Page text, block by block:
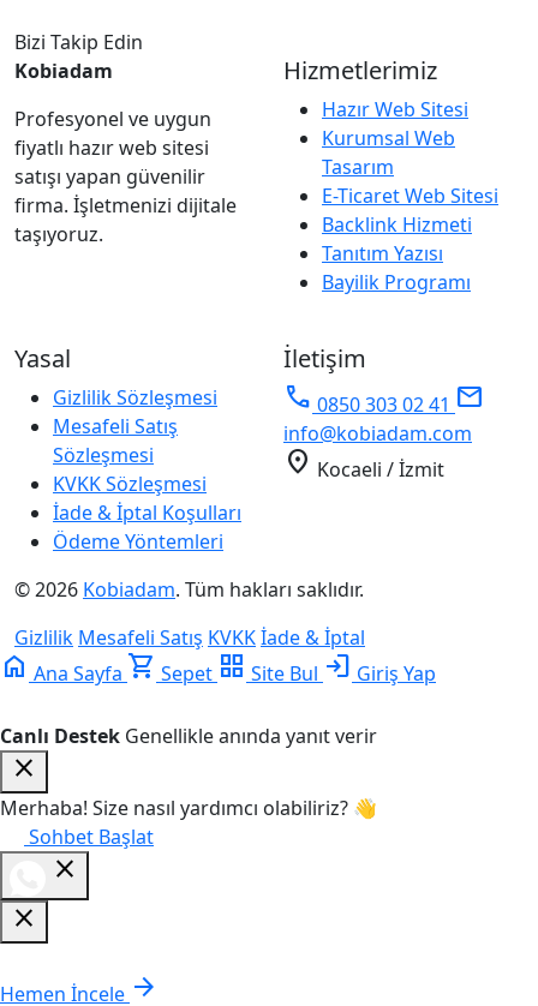
Bizi Takip Edin
Kobiadam
Profesyonel ve uygun
fiyatlı hazır web sitesi
satışı yapan güvenilir
firma. İşletmenizi dijitale
taşıyoruz.
Hizmetlerimiz
Hazır Web Sitesi
Kurumsal Web
Tasarım
E-Ticaret Web Sitesi
Backlink Hizmeti
Tanıtım Yazısı
Bayilik Programı
Yasal
Gizlilik Sözleşmesi
Mesafeli Satış
Sözleşmesi
KVKK Sözleşmesi
İade & İptal Koşulları
Ödeme Yöntemleri
İletişim
phone 0850 303 02 41 mail
info@kobiadam.com
location_on Kocaeli / İzmit
© 2026 Kobiadam. Tüm hakları saklıdır.
Gizlilik Mesafeli Satış KVKKİade & İptal
home Ana Sayfa shopping_cart Sepet grid_view Site Bul login Giriş Yap
Canlı Destek Genellikle anında yanıt verir
close
Merhaba! Size nasıl yardımcı olabiliriz? 👋
Sohbet Başlat
close
close
Fotoğrafçılık Sitesi Tasarımları